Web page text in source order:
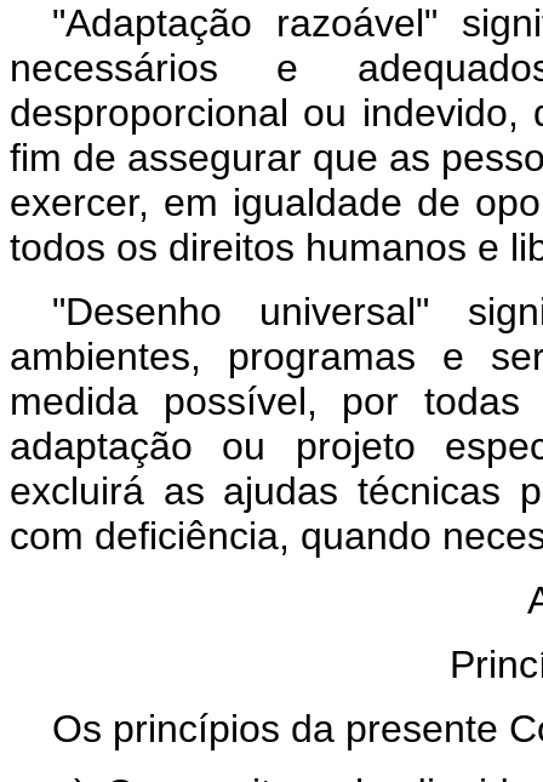
"Adaptação razoável"
necessários e
desproporcional ou
fim de assegurar que as
exercer, em igualdade de
todos os direitos humanos e
"Desenho universal"
ambientes, programas e
medida possível, por
adaptação ou projeto
excluirá as ajudas técnicas
com deficiência, quando
Os princípios da presente